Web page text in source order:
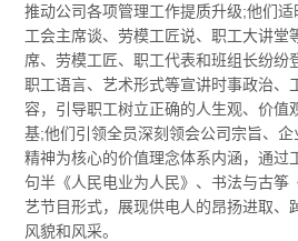
推动公司各项管理工作提质升级;他们
工会主席谈、劳模工匠说、职工大讲堂
席、劳模工匠、职工代表和班组长纷纷
职工语言、艺术形式等宣讲时事政治、
容，引导职工树立正确的人生观、价值
基;他们引领全员深刻领会公司宗旨、
精神为核心的价值理念体系内涵，通过
句半《人民电业为人民》、书法与古筝
艺节目形式，展现供电人的昂扬进取、
风貌和风采。